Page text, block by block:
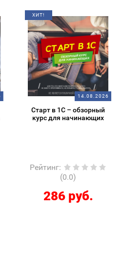
ХИТ!
14.08.2026
Старт в 1С – обзорный
курс для начинающих
Рейтинг:
(0.0)
286 руб.